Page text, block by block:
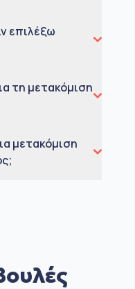
επιλέξω
τη μετακόμιση
μετακόμιση